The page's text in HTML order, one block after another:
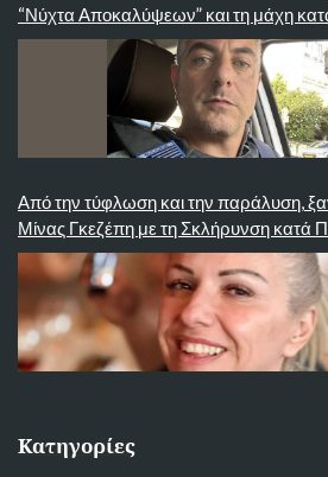
“Νύχτα Αποκαλύψεων” και τη μάχη
Από την τύφλωση και την παράλυση,
Μίνας Γκεζέπη με τη Σκλήρυνση κατά
Κατηγορίες